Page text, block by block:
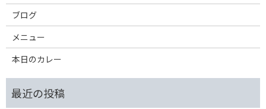
ブログ
メニュー
本日のカレー